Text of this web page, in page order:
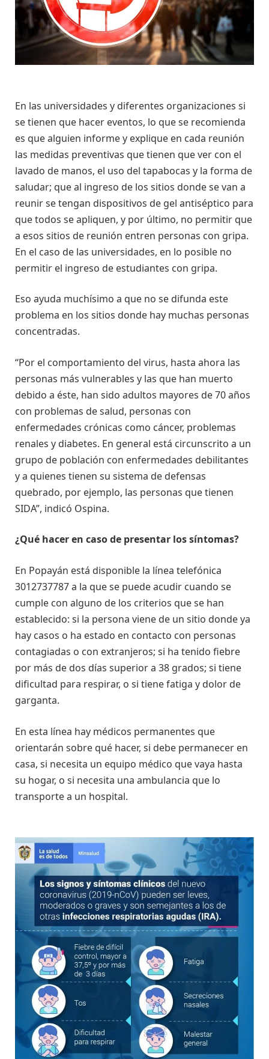
En las universidades y diferentes organizaciones si
se tienen que hacer eventos, lo que se recomienda
es que alguien informe y explique en cada reunión
las medidas preventivas que tienen que ver con el
lavado de manos, el uso del tapabocas y la forma de
saludar; que al ingreso de los sitios donde se van a
reunir se tengan dispositivos de gel antiséptico para
que todos se apliquen, y por último, no permitir que
a esos sitios de reunión entren personas con gripa.
En el caso de las universidades, en lo posible no
permitir el ingreso de estudiantes con gripa.
Eso ayuda muchísimo a que no se difunda este
problema en los sitios donde hay muchas personas
concentradas.
“Por el comportamiento del virus, hasta ahora las
personas más vulnerables y las que han muerto
debido a éste, han sido adultos mayores de 70 años
con problemas de salud, personas con
enfermedades crónicas como cáncer, problemas
renales y diabetes. En general está circunscrito a un
grupo de población con enfermedades debilitantes
y a quienes tienen su sistema de defensas
quebrado, por ejemplo, las personas que tienen
SIDA”, indicó Ospina.
¿Qué hacer en caso de presentar los síntomas?
En Popayán está disponible la línea telefónica
3012737787 a la que se puede acudir cuando se
cumple con alguno de los criterios que se han
establecido: si la persona viene de un sitio donde ya
hay casos o ha estado en contacto con personas
contagiadas o con extranjeros; si ha tenido fiebre
por más de dos días superior a 38 grados; si tiene
dificultad para respirar, o si tiene fatiga y dolor de
garganta.
En esta línea hay médicos permanentes que
orientarán sobre qué hacer, si debe permanecer en
casa, si necesita un equipo médico que vaya hasta
su hogar, o si necesita una ambulancia que lo
transporte a un hospital.